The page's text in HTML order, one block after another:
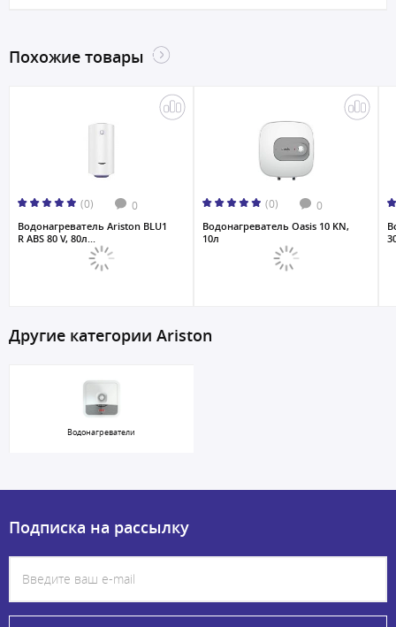
Похожие товары
(0) 0
Водонагреватель Ariston BLU1
R ABS 80 V, 80л...
(0) 0
Водонагреватель Oasis 10 KN,
10л
Другие категории Ariston
Водонагреватели
Подписка на рассылку